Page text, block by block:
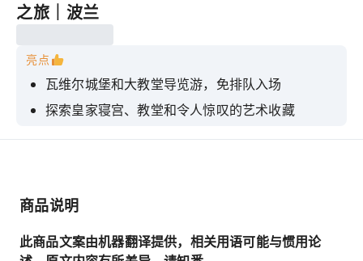
之旅｜波兰
亮点
瓦维尔城堡和大教堂导览游，免排队入场
探索皇家寝宫、教堂和令人惊叹的艺术收藏
聆听君主、加冕典礼和民族英雄的故事
商品说明
此商品文案由机器翻译提供，相关用语可能与惯用论